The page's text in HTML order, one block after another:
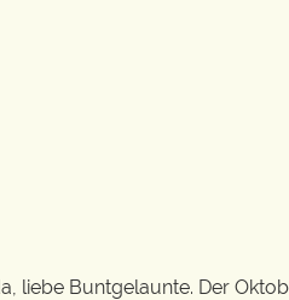
liebe Buntgelaunte. Der